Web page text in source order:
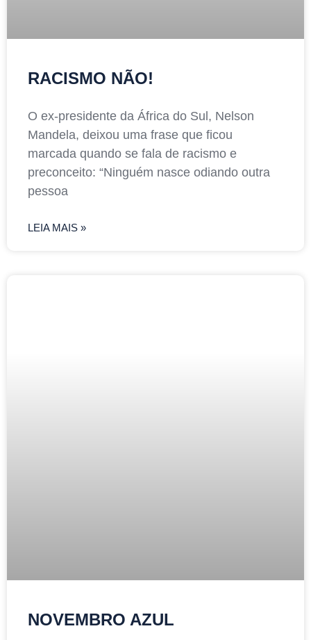
RACISMO NÃO!
O ex-presidente da África do Sul, Nelson
Mandela, deixou uma frase que ficou
marcada quando se fala de racismo e
preconceito: “Ninguém nasce odiando outra
pessoa
LEIA MAIS »
NOVEMBRO AZUL